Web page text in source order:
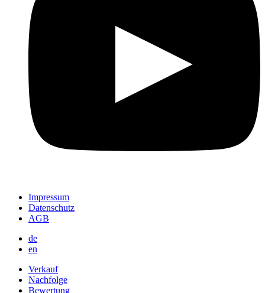
Impressum
Datenschutz
AGB
de
en
Verkauf
Nachfolge
Bewertung